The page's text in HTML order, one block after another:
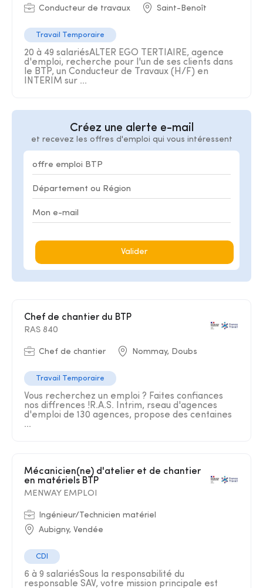
Conducteur de travaux Saint-Benoît
Travail Temporaire
20 à 49 salariésALTER EGO TERTIAIRE, agence
d'emploi, recherche pour l'un de ses clients dans
le BTP, un Conducteur de Travaux (H/F) en
INTERIM sur ...
Créez une alerte e-mail
et recevez les offres d'emploi qui vous intéressent
Valider
Chef de chantier du BTP
RAS 840
Chef de chantier Nommay, Doubs
Travail Temporaire
Vous recherchez un emploi ? Faites confiances
nos diffrences !R.A.S. Intrim, rseau d'agences
d'emploi de 130 agences, propose des centaines
...
Mécanicien(ne) d'atelier et de chantier
en matériels BTP
MENWAY EMPLOI
Ingénieur/Technicien matériel
Aubigny, Vendée
CDI
6 à 9 salariésSous la responsabilité du
responsable SAV, votre mission principale est